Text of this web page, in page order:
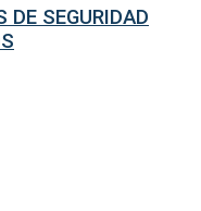
SEGURIDAD